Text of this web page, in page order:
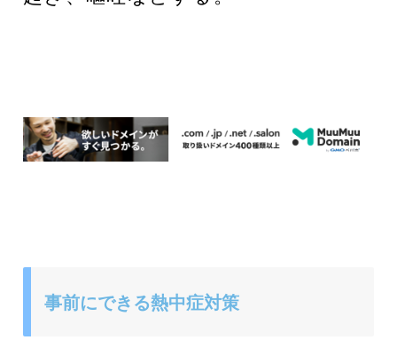
事前にできる熱中症対策